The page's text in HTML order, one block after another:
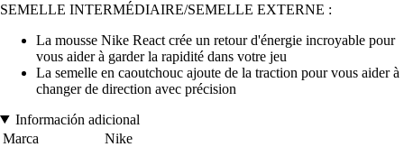
SEMELLE INTERMÉDIAIRE/SEMELLE EXTERNE :
La mousse Nike React crée un retour d'énergie incroyable pour
vous aider à garder la rapidité dans votre jeu
La semelle en caoutchouc ajoute de la traction pour vous aider à
changer de direction avec précision
Información adicional
Marca
Nike